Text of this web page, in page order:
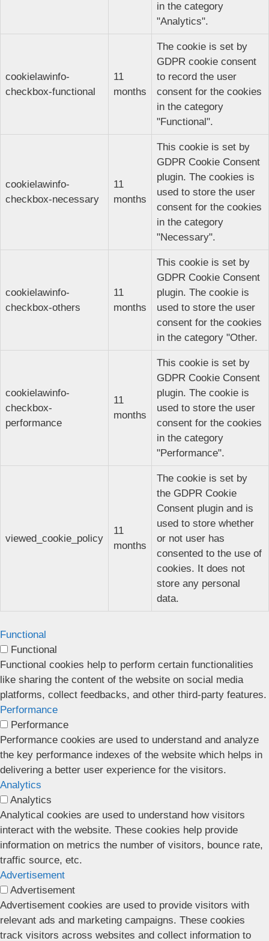
in the category
"Analytics".
cookielawinfo-
checkbox-functional
11
months
The cookie is set by
GDPR cookie consent
to record the user
consent for the cookies
in the category
"Functional".
cookielawinfo-
checkbox-necessary
11
months
This cookie is set by
GDPR Cookie Consent
plugin. The cookies is
used to store the user
consent for the cookies
in the category
"Necessary".
cookielawinfo-
checkbox-others
11
months
This cookie is set by
GDPR Cookie Consent
plugin. The cookie is
used to store the user
consent for the cookies
in the category "Other.
cookielawinfo-
checkbox-
performance
11
months
This cookie is set by
GDPR Cookie Consent
plugin. The cookie is
used to store the user
consent for the cookies
in the category
"Performance".
viewed_cookie_policy
11
months
The cookie is set by
the GDPR Cookie
Consent plugin and is
used to store whether
or not user has
consented to the use of
cookies. It does not
store any personal
data.
Functional
Functional
Functional cookies help to perform certain functionalities
like sharing the content of the website on social media
platforms, collect feedbacks, and other third-party features.
Performance
Performance
Performance cookies are used to understand and analyze
the key performance indexes of the website which helps in
delivering a better user experience for the visitors.
Analytics
Analytics
Analytical cookies are used to understand how visitors
interact with the website. These cookies help provide
information on metrics the number of visitors, bounce rate,
traffic source, etc.
Advertisement
Advertisement
Advertisement cookies are used to provide visitors with
relevant ads and marketing campaigns. These cookies
track visitors across websites and collect information to